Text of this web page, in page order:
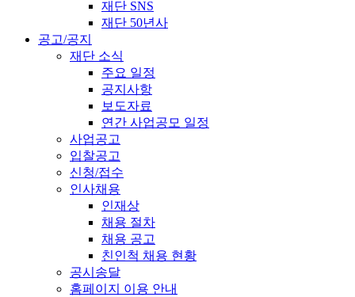
재단 SNS
재단 50년사
공고/공지
재단 소식
주요 일정
공지사항
보도자료
연간 사업공모 일정
사업공고
입찰공고
신청/접수
인사채용
인재상
채용 절차
채용 공고
친인척 채용 현황
공시송달
홈페이지 이용 안내